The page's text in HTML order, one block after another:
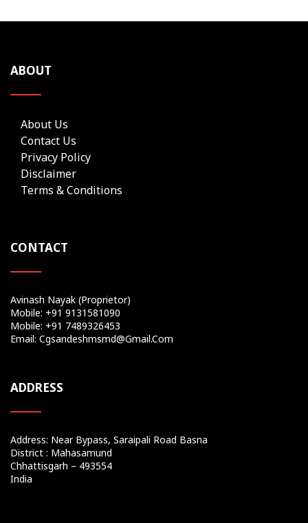
ABOUT
About Us
Contact Us
Privacy Policy
Disclaimer
Terms & Conditions
CONTACT
Avinash Nayak (Proprietor)
Mobile: +91 9131581090
Mobile: +91 7489326453
Email: Cgsandeshmsmd@gmail.com
ADDRESS
Address: Near Bypass, Saraipali Road Basna
District : Mahasamund
Chhattisgarh – 493554
India